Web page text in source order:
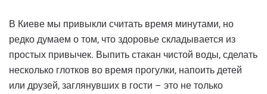
В Киеве мы привыкли считать время минутами, но
редко думаем о том, что здоровье складывается из
простых привычек. Выпить стакан чистой воды, сделать
несколько глотков во время прогулки, напоить детей
или друзей, заглянувших в гости – это не только